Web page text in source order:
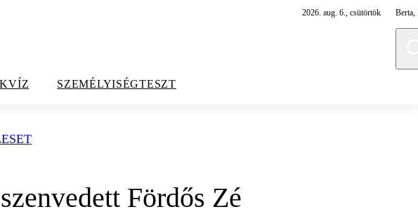
2026. aug. 6., csütörtök Berta,
KVÍZ SZEMÉLYISÉGTESZT
Fördős Zé